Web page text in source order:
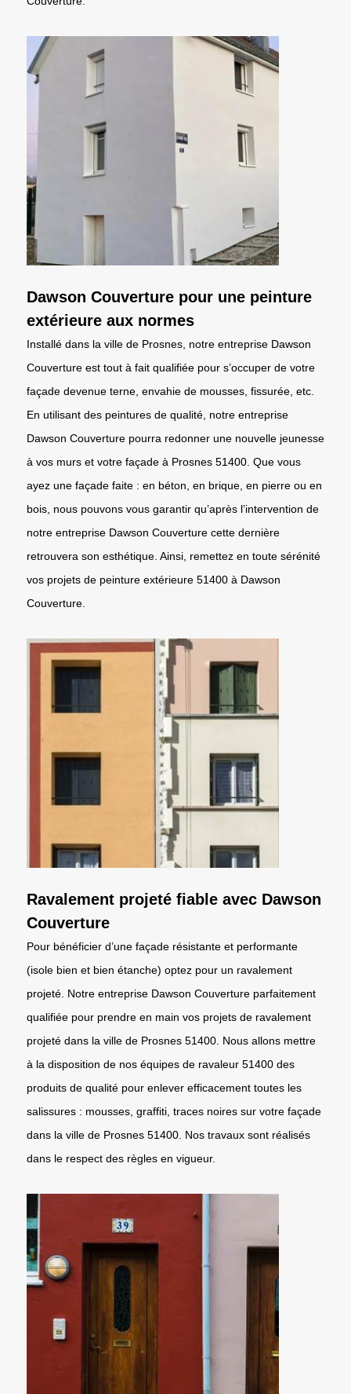
Dawson Couverture pour une peinture
extérieure aux normes
Installé dans la ville de Prosnes, notre entreprise Dawson
Couverture est tout à fait qualifiée pour s’occuper de votre
façade devenue terne, envahie de mousses, fissurée, etc.
En utilisant des peintures de qualité, notre entreprise
Dawson Couverture pourra redonner une nouvelle jeunesse
à vos murs et votre façade à Prosnes 51400. Que vous
ayez une façade faite : en béton, en brique, en pierre ou en
bois, nous pouvons vous garantir qu’après l’intervention de
notre entreprise Dawson Couverture cette dernière
retrouvera son esthétique. Ainsi, remettez en toute sérénité
vos projets de peinture extérieure 51400 à Dawson
Couverture.
Ravalement projeté fiable avec Dawson
Couverture
Pour bénéficier d’une façade résistante et performante
(isole bien et bien étanche) optez pour un ravalement
projeté. Notre entreprise Dawson Couverture parfaitement
qualifiée pour prendre en main vos projets de ravalement
projeté dans la ville de Prosnes 51400. Nous allons mettre
à la disposition de nos équipes de ravaleur 51400 des
produits de qualité pour enlever efficacement toutes les
salissures : mousses, graffiti, traces noires sur votre façade
dans la ville de Prosnes 51400. Nos travaux sont réalisés
dans le respect des règles en vigueur.